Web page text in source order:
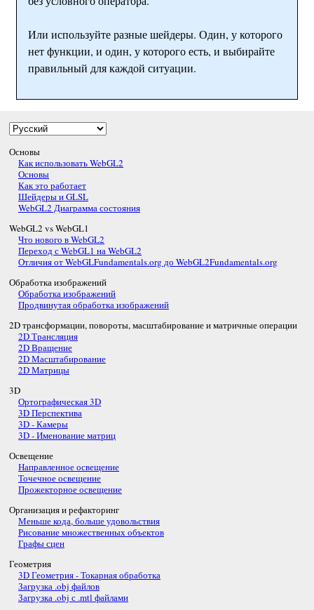
Или используйте разные шейдеры. Один, у которого
нет функции, и один, у которого есть, и выбирайте
правильный для каждой ситуации.
Основы
Как использовать WebGL2
Основы
Как это работает
Шейдеры и GLSL
WebGL2 Диаграмма состояния
WebGL2 vs WebGL1
Что нового в WebGL2
Переход с WebGL1 на WebGL2
Отличия от WebGLFundamentals.org до WebGL2Fundamentals.org
Обработка изображений
Обработка изображений
Продвинутая обработка изображений
2D трансформации, повороты, масштабирование и матричные операции
2D Трансляция
2D Вращение
2D Масштабирование
2D Матрицы
3D
Ортографическая 3D
3D Перспектива
3D - Камеры
3D - Именование матриц
Освещение
Направленное освещение
Точечное освещение
Прожекторное освещение
Организация и рефакторинг
Меньше кода, больше удовольствия
Рисование множественных объектов
Графы сцен
Геометрия
3D Геометрия - Токарная обработка
Загрузка .obj файлов
Загрузка .obj с .mtl файлами